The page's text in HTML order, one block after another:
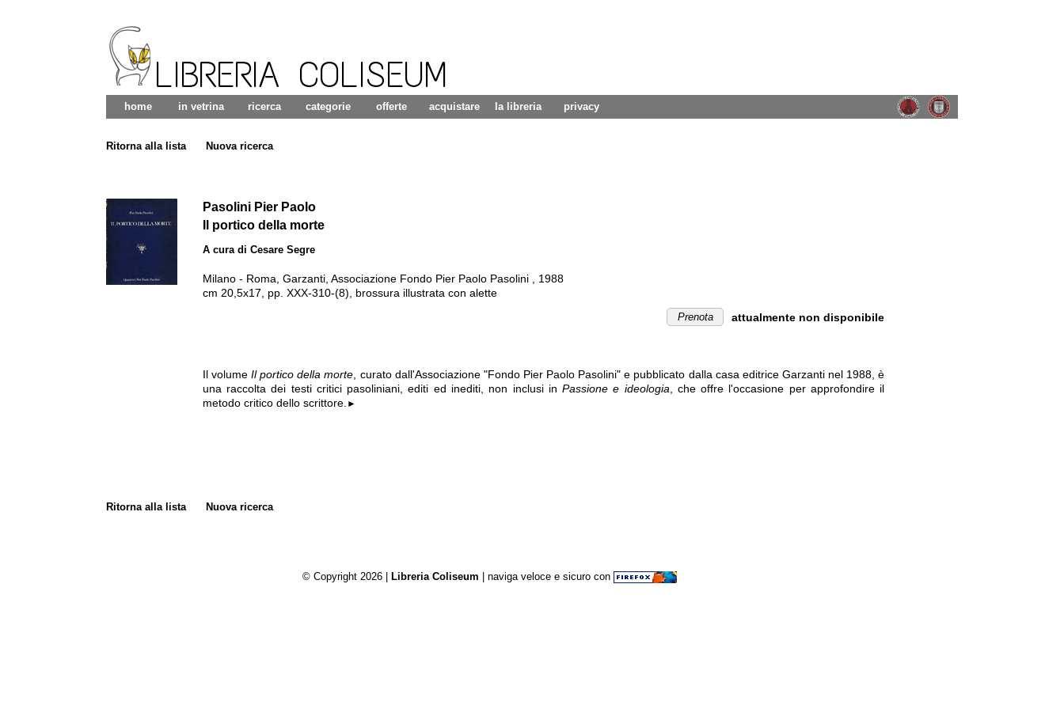
LIBRERIA COLISEUM
home in vetrina ricerca categorie offerte acquistare la libreria privacy
Ritorna alla lista Nuova ricerca
Pasolini Pier Paolo
Il portico della morte
A cura di Cesare Segre
Milano - Roma Garzanti, Associazione Fondo Pier Paolo Pasolini
1988
cm 20,5x17, pp. XXX-310-(8), brossura illustrata con alette
attualmente non disponibile
Prenota
Il volumeIl portico della morte, curato dall'Associazione "Fondo Pier Paolo Pasolini" e pubblicato dalla casa editrice Garzanti nel 1988, è
una raccolta dei testi critici pasoliniani, editi ed inediti, non inclusi inPassione e ideologia, che offre l'occasione per approfondire il
metodo critico dello scrittore. ►
Ritorna alla lista Nuova ricerca
© Copyright 2026 | Libreria Coliseum | naviga veloce e sicuro con